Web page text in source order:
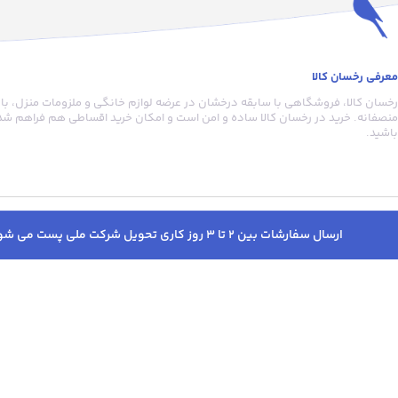
ارسال سفارشات بین 2 تا 3 روز کاری تحویل شرکت ملی پست می شود. پس از ارسال پیامک کدرهگیری دریافت خواهید کرد. به جهت پیگیری سفارشات قبل از خرید حتما در سایت وارد شوید.
معرفی رخسان کالا
رخسان کالا، فروشگاهی با سابقه درخشان در عرضه لوازم خانگی و ملزومات منزل،
منصفانه. خرید در رخسان کالا ساده و امن است و امکان خرید اقساطی هم فراهم
باشید.